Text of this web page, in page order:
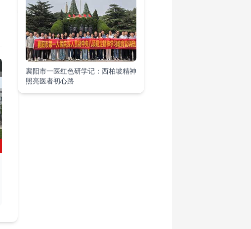
襄阳市一医红色研学记：西柏坡精神
照亮医者初心路